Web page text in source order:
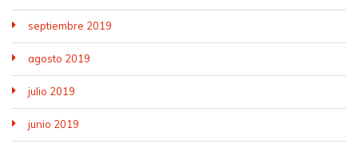
septiembre 2019
agosto 2019
julio 2019
junio 2019